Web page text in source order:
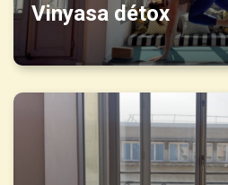
Vinyasa détox